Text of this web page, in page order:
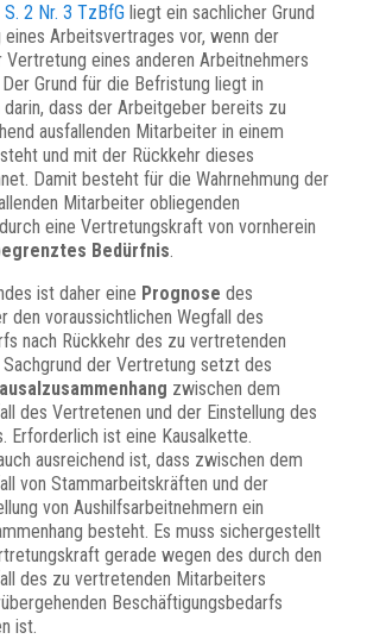
2 Nr. 3 TzBfG liegt ein sachlicher Grund
Arbeitsvertrages vor, wenn der
eines anderen Arbeitnehmers
Grund für die Befristung liegt in
dass der Arbeitgeber bereits zu
ausfallenden Mitarbeiter in einem
und mit der Rückkehr dieses
Damit besteht für die Wahrnehmung der
Mitarbeiter obliegenden
eine Vertretungskraft von vornherein
Bedürfnis.
ist daher eine Prognose des
den voraussichtlichen Wegfall des
nach Rückkehr des zu vertretenden
der Vertretung setzt des
zwischen dem
des Vertretenen und der Einstellung des
Erforderlich ist eine Kausalkette.
ausreichend ist, dass zwischen dem
von Stammarbeitskräften und der
von Aushilfsarbeitnehmern ein
besteht. Es muss sichergestellt
gerade wegen des durch den
des zu vertretenden Mitarbeiters
Beschäftigungsbedarfs
ist.